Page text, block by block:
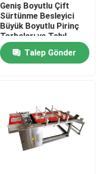
Geniş Boyutlu Çift
Sürtünme Besleyici
Büyük Boyutlu Pirinç
Torbaları ve Tahıl
Torbaları için
Talep Gönder